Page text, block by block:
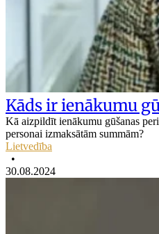
Kāds ir ienākumu
Kā aizpildīt ienākumu gūšanas
personai izmaksātām summām?
Lietvedība
•
30.08.2024